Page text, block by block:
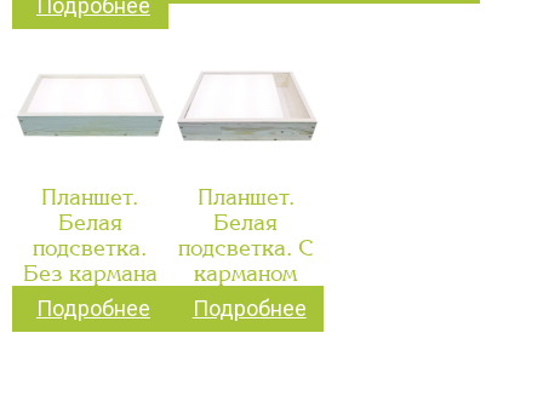
Подробнее
Планшет.
Белая
подсветка.
Без кармана
Подробнее
Планшет.
Белая
подсветка. С
карманом
Подробнее